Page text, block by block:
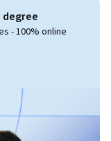
- 100% online